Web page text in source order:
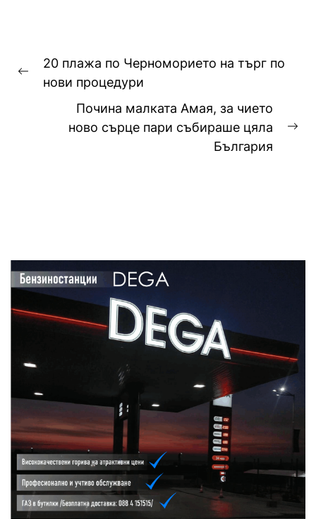
Навигация
Previous
20 плажа по Черноморието на търг по
нови процедури
Почина малката Амая, за чието
ново сърце пари събираше цяла
България